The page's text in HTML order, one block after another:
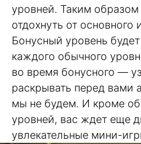
уровней. Таким
отдохнуть от основного
Бонусный уровень
каждого обычного
во время бонусного —
раскрывать перед вами
мы не будем. И кроме
уровней, вас ждет еще
увлекательные мини-